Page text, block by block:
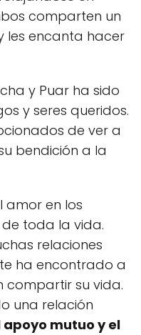
comparten un
les encanta hacer
y Puar ha sido
y seres queridos.
de ver a
bendición a la
amor en los
toda la vida.
relaciones
ha encontrado a
compartir su vida.
una relación
mutuo y el